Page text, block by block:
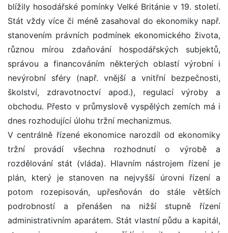
blížily hosodářské pomínky Velké Británie v 19. století.
Stát vždy více či méně zasahoval do ekonomiky např.
stanovením právních podmínek ekonomického života,
různou mírou zdaňování hospodářských subjektů,
správou a financováním některých oblastí výrobní i
nevýrobní sféry (např. vnější a vnitřní bezpečnosti,
školství, zdravotnoctví apod.), regulací výroby a
obchodu. Přesto v průmyslově vyspělých zemích má i
dnes rozhodující úlohu tržní mechanizmus.
V centrálně řízené ekonomice narozdíl od ekonomiky
tržní provádí všechna rozhodnutí o výrobě a
rozdělování stát (vláda). Hlavním nástrojem řízení je
plán, který je stanoven na nejvyšší úrovni řízení a
potom rozepisován, upřesňován do stále větších
podrobností a přenášen na nižší stupně řízení
administrativním aparátem. Stát vlastní půdu a kapitál,